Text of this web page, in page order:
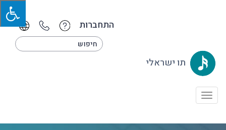
התחברות
תו ישראלי
Toggle